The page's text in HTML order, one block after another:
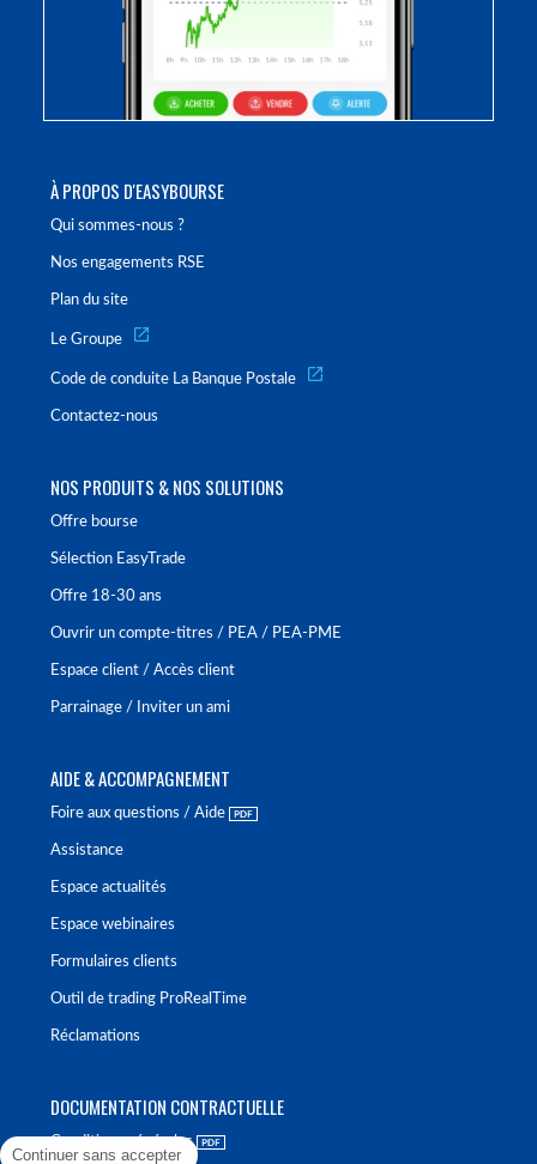
À PROPOS D'EASYBOURSE
Qui sommes-nous ?
Nos engagements RSE
Plan du site
Le Groupe
Code de conduite La Banque Postale
Contactez-nous
NOS PRODUITS & NOS SOLUTIONS
Offre bourse
Sélection EasyTrade
Offre 18-30 ans
Ouvrir un compte-titres / PEA / PEA-PME
Espace client / Accès client
Parrainage / Inviter un ami
AIDE & ACCOMPAGNEMENT
Foire aux questions / Aide
Assistance
Espace actualités
Espace webinaires
Formulaires clients
Outil de trading ProRealTime
Réclamations
DOCUMENTATION CONTRACTUELLE
Conditions générales
Continuer sans accepter